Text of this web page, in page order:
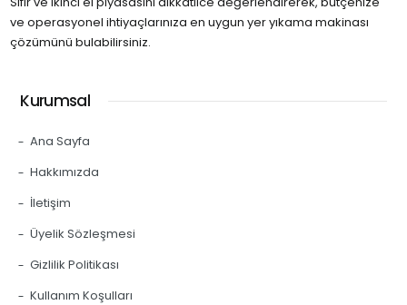
ve operasyonel ihtiyaçlarınıza en uygun yer yıkama makinası
çözümünü bulabilirsiniz.
Kurumsal
Ana Sayfa
Hakkımızda
İletişim
Üyelik Sözleşmesi
Gizlilik Politikası
Kullanım Koşulları